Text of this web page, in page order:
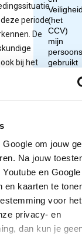
om jouw
Na jouw
en
en kaarten te
voor
privacy- en
dan kun je
periode
De
bij het